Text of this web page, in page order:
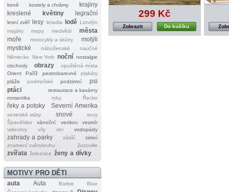
koně
kostely a chrámy
krajiny
kreslené
květiny legrační
lesní zvěř lesy letadla lodě Londýn
majáky
mapy medvědi
města
moře
motocykly a skútry
motýli
mystické
náboženské
naučné
Německo
New York noční nostalgie
obchody
obrazy
opuštěná místa
Orient
Paříž pestrobarevné
plakáty
pláže
podmořské podzimní
psi
ptáci
restaurace a kavárny
romantika
ryby Řecko
řeky a potoky Severní Amerika
severské státy snové
sovy
Španělsko
vánoční venkov
vesmír
videohry
víly vlci vodopády
zahrady a parky zátiší
zimní
znamení zvěrokruhu
Zozoville
zvířata železnice ženy a dívky
MOTIVY PRO DĚTI
auta Auta Barbie
Blue
299 Kč
Do košíku
Zobrazit